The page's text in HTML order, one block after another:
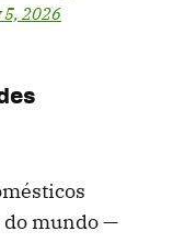
5, 2026
do mundo —